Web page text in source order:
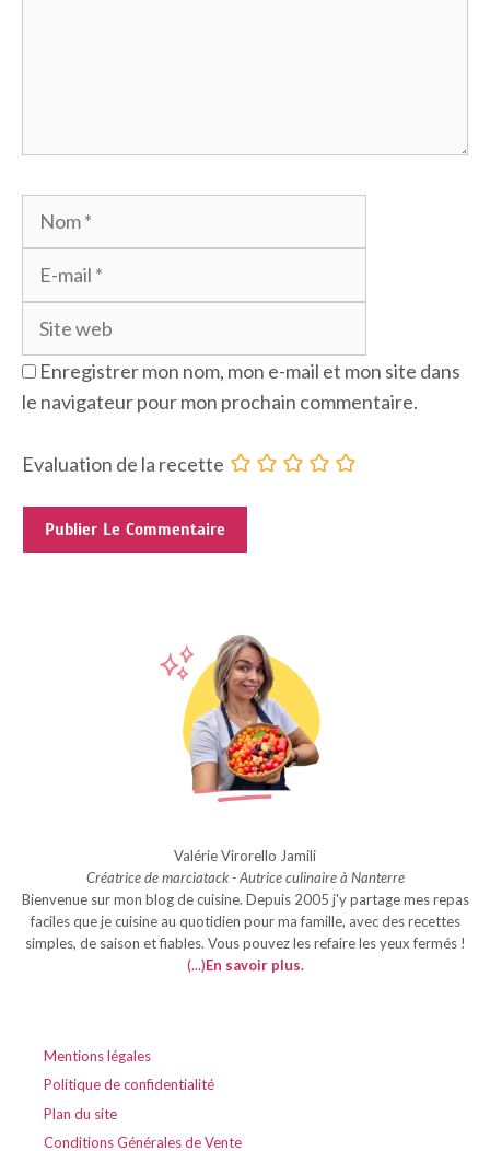
Nom
Enregistrer mon nom, mon e-mail et mon site dans
le navigateur pour mon prochain commentaire.
Evaluation de la recette
Valérie Virorello Jamili
Créatrice de marciatack - Autrice culinaire à Nanterre
Bienvenue sur mon blog de cuisine. Depuis 2005 j'y partage mes repas
faciles que je cuisine au quotidien pour ma famille, avec des recettes
simples, de saison et fiables. Vous pouvez les refaire les yeux fermés !
(...)En savoir plus.
Mentions légales
Politique de confidentialité
Plan du site
Conditions Générales de Vente